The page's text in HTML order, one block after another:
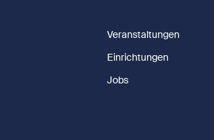
Veranstaltungen
Einrichtungen
Jobs